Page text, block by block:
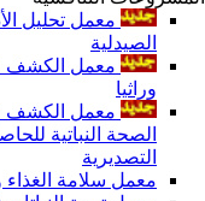
معمل تحليل
الصيدلية
معمل الكشف
وراثيا
معمل الكشف
الصحة النباتية
التصديرية
معمل سلامة الغذاء